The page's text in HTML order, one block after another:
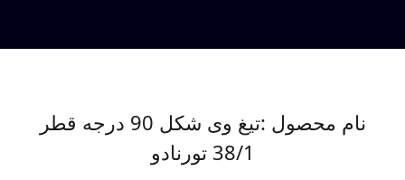
نام محصول :تیغ وی شکل 90 درجه قطر
38/1 تورنادو